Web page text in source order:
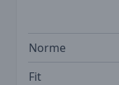
Norme
Fit